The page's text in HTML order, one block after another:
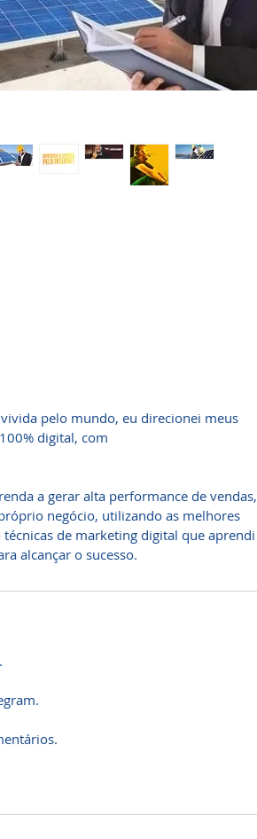
pelo mundo, eu direcionei meus
digital, com
a gerar alta performance de vendas,
negócio, utilizando as melhores
de marketing digital que
alcançar o sucesso.